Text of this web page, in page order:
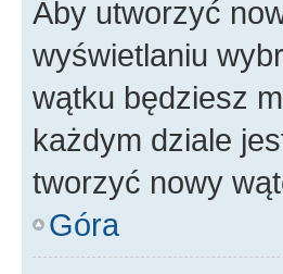
Aby utworzyć
wyświetlaniu
wątku będziesz
każdym dziale
tworzyć nowy
Góra